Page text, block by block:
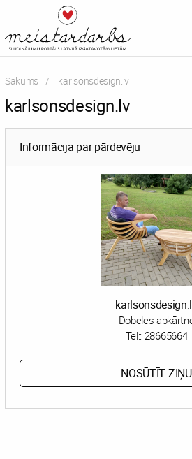
Sākums Current:
karlsonsdesign.lv
karlsonsdesign.lv
Informācija par pārdevēju
Dobeles
Tel:: 28665664
NOSŪTĪT ZIŅU